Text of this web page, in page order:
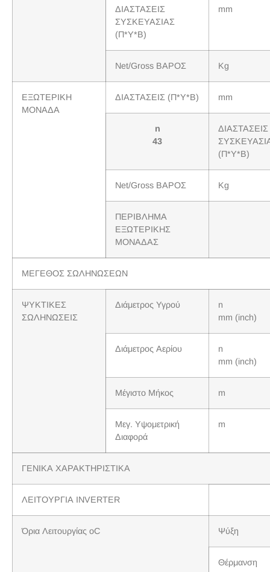
ΔΙΑΣΤΑΣΕΙΣ
ΣΥΣΚΕΥΑΣΙΑΣ
(Π*Υ*Β)
mm
Net/Gross ΒΑΡΟΣ Kg
ΕΞΩΤΕΡΙΚΗ
ΜΟΝΑΔΑ
ΔΙΑΣΤΑΣΕΙΣ (Π*Υ*Β) mm
n
43
ΔΙΑΣΤΑΣΕΙΣ
(Π*Υ*Β)
Net/Gross ΒΑΡΟΣ Kg
ΠΕΡΙΒΛΗΜΑ
ΕΞΩΤΕΡΙΚΗΣ
ΜΟΝΑΔΑΣ
ΜΕΓΕΘΟΣ ΣΩΛΗΝΩΣΕΩΝ
ΨΥΚΤΙΚΕΣ
ΣΩΛΗΝΩΣΕΙΣ
Διάμετρος Υγρού
n
mm (inch)
Διάμετρος Αερίου
n
mm (inch)
Μέγιστο Μήκος m
Μεγ. Υψομετρική
Διαφορά
m
ΓΕΝΙΚΑ ΧΑΡΑΚΤΗΡΙΣΤΙΚΑ
ΛΕΙΤΟΥΡΓΙΑ INVERTER
Όρια Λειτουργίας oC Ψύξη
Θέρμανση